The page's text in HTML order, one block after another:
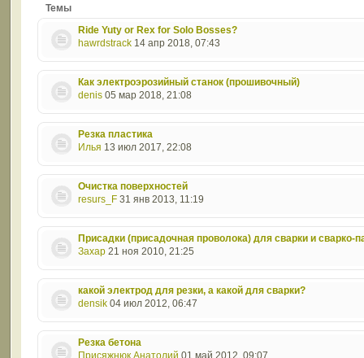
Темы
Ride Yuty or Rex for Solo Bosses?
hawrdstrack14 апр 2018, 07:43
Как электроэрозийный станок (прошивочный)
denis05 мар 2018, 21:08
Резка пластика
Илья 13 июл 2017, 22:08
Очистка поверхностей
resurs_F31 янв 2013, 11:19
Присадки (присадочная проволока) для сварки и сварко-
Захар21 ноя 2010, 21:25
какой электрод для резки, а какой для сварки?
densik04 июл 2012, 06:47
Резка бетона
Присяжнюк Анатолий 01 май 2012, 09:07